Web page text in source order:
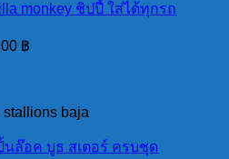
monkey ชิปปี้ ใส่ได้ทุกรถ
฿
stallions baja
ล๊อค บูธ สเตอร์ ครบชุด